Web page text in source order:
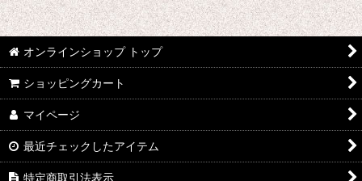
オンラインショップ トップ
ショッピングカート
マイページ
最近チェックしたアイテム
特定商取引法表示